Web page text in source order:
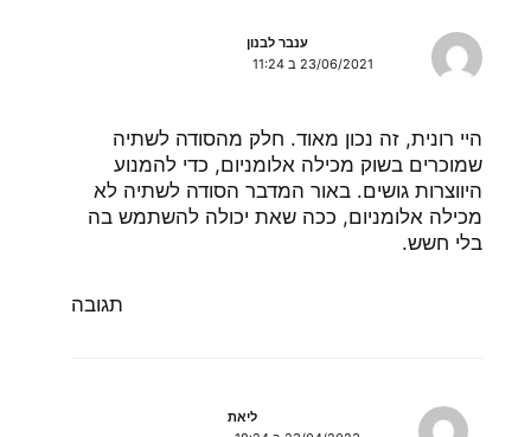
ענבר לבנון
23/06/2021 ב 11:24
היי רונית, זה נכון מאוד. חלק מהסודה לשתיה
שמוכרים בשוק מכילה אלומניום, כדי להמנוע
היווצרות גושים. באור המדבר הסודה לשתיה לא
מכילה אלומניום, ככה שאת יכולה להשתמש בה
בלי חשש.
תגובה
ליאת